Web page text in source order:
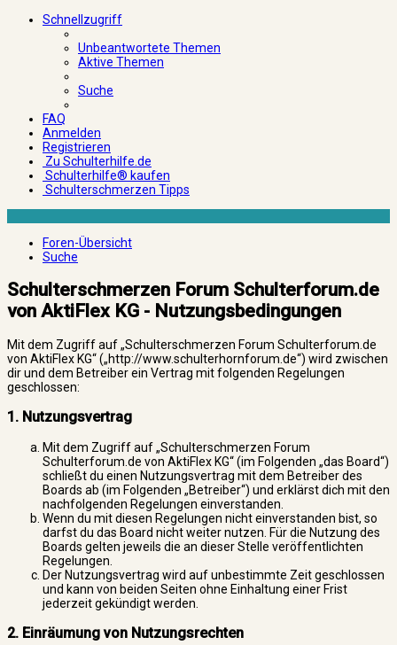
Schnellzugriff
Unbeantwortete Themen
Aktive Themen
Suche
FAQ
Anmelden
Registrieren
Zu Schulterhilfe.de
Schulterhilfe® kaufen
Schulterschmerzen Tipps
Foren-Übersicht
Suche
Schulterschmerzen Forum Schulterforum.de
von AktiFlex KG - Nutzungsbedingungen
Mit dem Zugriff auf „Schulterschmerzen Forum Schulterforum.de
von AktiFlex KG“ („http://www.schulterhornforum.de“) wird zwischen
dir und dem Betreiber ein Vertrag mit folgenden Regelungen
geschlossen:
1. Nutzungsvertrag
Mit dem Zugriff auf „Schulterschmerzen Forum
Schulterforum.de von AktiFlex KG“ (im Folgenden „das Board“)
schließt du einen Nutzungsvertrag mit dem Betreiber des
Boards ab (im Folgenden „Betreiber“) und erklärst dich mit den
nachfolgenden Regelungen einverstanden.
Wenn du mit diesen Regelungen nicht einverstanden bist, so
darfst du das Board nicht weiter nutzen. Für die Nutzung des
Boards gelten jeweils die an dieser Stelle veröffentlichten
Regelungen.
Der Nutzungsvertrag wird auf unbestimmte Zeit geschlossen
und kann von beiden Seiten ohne Einhaltung einer Frist
jederzeit gekündigt werden.
2. Einräumung von Nutzungsrechten